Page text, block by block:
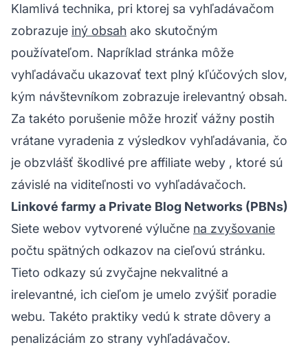
Klamlivá technika, pri ktorej sa vyhľadávačom
zobrazuje iný obsah ako skutočným
používateľom. Napríklad stránka môže
vyhľadávaču ukazovať text plný kľúčových slov,
kým návštevníkom zobrazuje irelevantný obsah.
Za takéto porušenie môže hroziť vážny postih
vrátane vyradenia z výsledkov vyhľadávania, čo
je obzvlášť škodlivé pre affiliate weby , ktoré sú
závislé na viditeľnosti vo vyhľadávačoch.
Linkové farmy a Private Blog Networks (PBNs)
Siete webov vytvorené výlučne na zvyšovanie
počtu spätných odkazov na cieľovú stránku.
Tieto odkazy sú zvyčajne nekvalitné a
irelevantné, ich cieľom je umelo zvýšiť poradie
webu. Takéto praktiky vedú k strate dôvery a
penalizáciám zo strany vyhľadávačov.